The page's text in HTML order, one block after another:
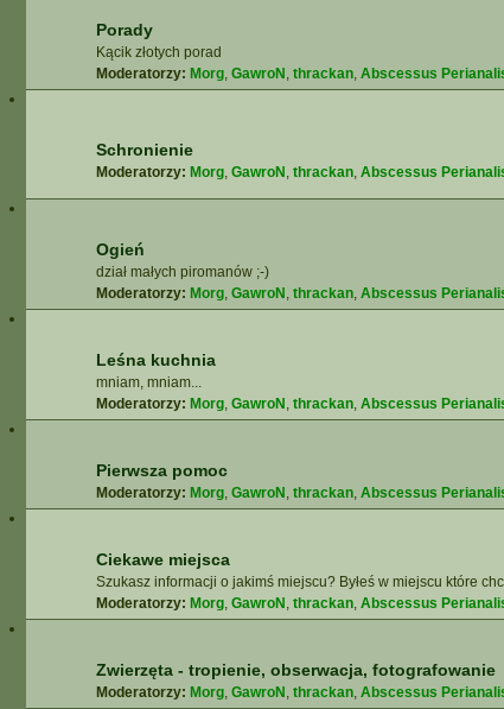
Porady
Kącik złotych porad
Moderatorzy: Morg, GawroN , thrackan, Abscessus
Schronienie
Moderatorzy: Morg, GawroN , thrackan, Abscessus
Ogień
dział małych piromanów ;-)
Moderatorzy: Morg, GawroN , thrackan, Abscessus
Leśna kuchnia
mniam, mniam...
Moderatorzy: Morg, GawroN , thrackan, Abscessus
Pierwsza pomoc
Moderatorzy: Morg, GawroN , thrackan, Abscessus
Ciekawe miejsca
Szukasz informacji o jakimś miejscu? Byłeś w miejscu które
Moderatorzy: Morg, GawroN , thrackan, Abscessus
Zwierzęta - tropienie, obserwacja, fotografowanie
Moderatorzy: Morg, GawroN , thrackan, Abscessus